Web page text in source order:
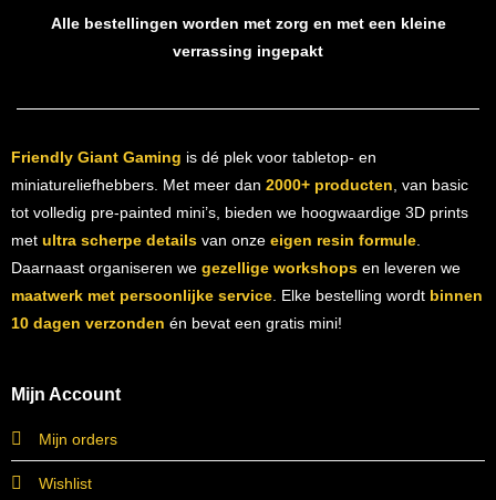
Alle bestellingen worden met zorg en met een kleine
verrassing ingepakt
Friendly Giant Gaming is dé plek voor tabletop- en
miniatureliefhebbers. Met meer dan 2000+ producten , van basic
tot volledig pre-painted mini’s, bieden we hoogwaardige 3D prints
met ultra scherpe detailsvan onze eigen resin formule.
Daarnaast organiseren we gezellige workshopsen leveren we
maatwerk met persoonlijke service. Elke bestelling wordt binnen
10 dagen verzonden én bevat een gratis mini!
Mijn Account
Mijn orders
Wishlist